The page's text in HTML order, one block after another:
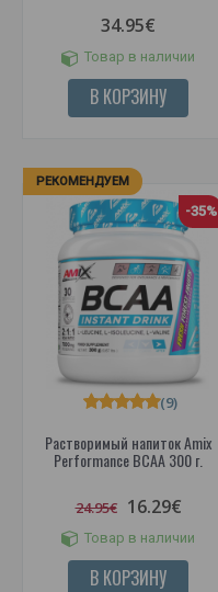
34.95€
Товар в наличии
В КОРЗИНУ
РЕКОМЕНДУЕМ
-35%
Растворимый напиток Amix
Performance BCAA 300 г.
(9)
24.95€ 16.29€
Товар в наличии
В КОРЗИНУ